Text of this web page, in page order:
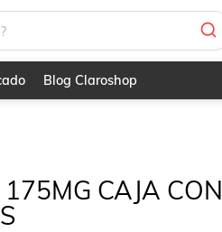
Blog Claroshop
CAJA CON